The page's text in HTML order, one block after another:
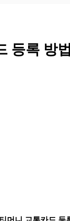
등록 방법